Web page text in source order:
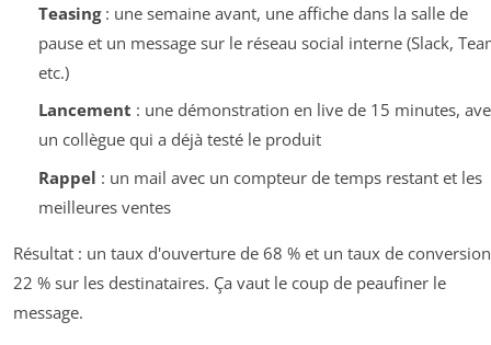
Teasing: une semaine avant, une affiche dans la salle de
pause et un message sur le réseau social interne (Slack,
etc.)
Lancement : une démonstration en live de 15 minutes,
un collègue qui a déjà testé le produit
Rappel : un mail avec un compteur de temps restant et les
meilleures ventes
Résultat : un taux d'ouverture de 68 % et un taux de
22 % sur les destinataires. Ça vaut le coup de peaufiner le
message.